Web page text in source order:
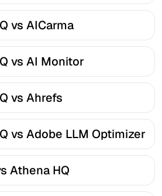
vs AICarma
vs AI Monitor
vs Ahrefs
vs Adobe LLM Optimizer
Athena HQ